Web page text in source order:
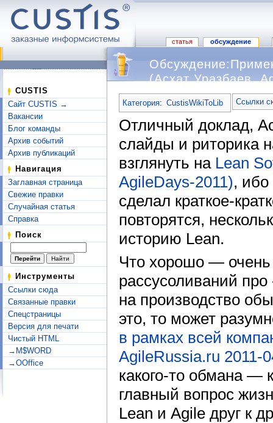
статья обсуждение
CUSTIS
Сайт CUSTIS →
Вакансии
Блог команды
Архив событий
Архив публикаций
Навигация
Заглавная страница
Свежие правки
Случайная статья
Справка
Поиск
Инструменты
Ссылки сюда
Связанные правки
Спецстраницы
Версия для печати
Чистый HTML
→M$WORD
→OOffice
(Асхат Уразбаев,
Категория: CustisWikiToLib Ссылки
Отличный доклад,
слайды и риторика
взглянуть на Lean
AgileDays-2011), ибо
сделал краткое-
повторятся,
историю Lean.
Что хорошо — очень
рассусоливаний
на производство
это, то может
в рамках всей
AgileRussia.ru 2011-
какого-то обмана —
главный вопрос
Lean и Agile друг к